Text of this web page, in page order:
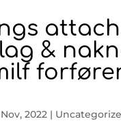
&
2022 |